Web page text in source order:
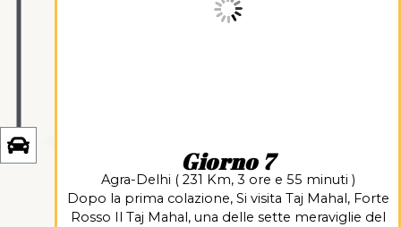
Giorno 7
Agra-Delhi ( 231 Km, 3 ore e 55 minuti )
Dopo la prima colazione, Si visita Taj Mahal, Forte
Rosso Il Taj Mahal, una delle sette meraviglie del